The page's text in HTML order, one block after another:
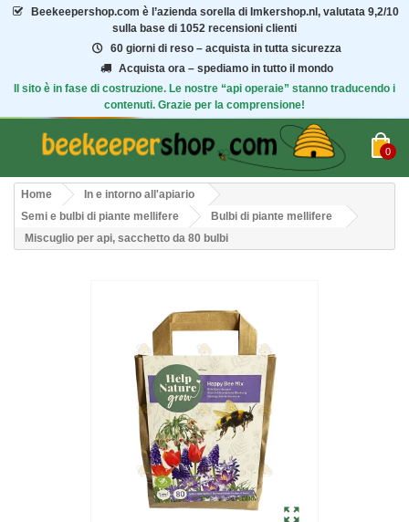
Beekeepershop.com è l’azienda sorella di Imkershop.nl, valutata 9,2/10
sulla base di 1052 recensioni clienti
60 giorni di reso – acquista in tutta sicurezza
Acquista ora – spediamo in tutto il mondo
Il sito è in fase di costruzione. Le nostre “api operaie” stanno traducendo i
contenuti. Grazie per la comprensione!
0
Home
In e intorno all'apiario
Semi e bulbi di piante mellifere
Bulbi di piante mellifere
Miscuglio per api, sacchetto da 80 bulbi